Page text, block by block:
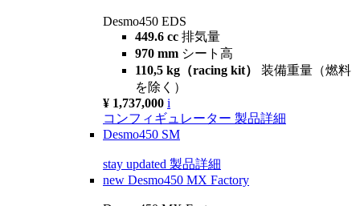
Desmo450 EDS
449.6 cc 排気量
970 mm シート高
110,5 kg（racing kit） 装備重量（燃料
を除く）
¥ 1,737,000 i
コンフィギュレーター 製品詳細
Desmo450 SM
stay updated 製品詳細
new Desmo450 MX Factory